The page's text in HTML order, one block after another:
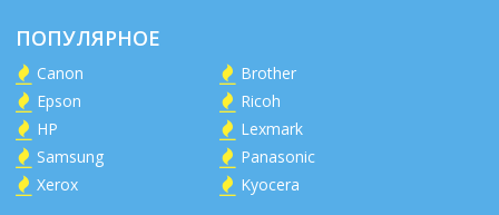
ПОПУЛЯРНОЕ
Canon
Brother
Epson
Ricoh
HP
Lexmark
Samsung
Panasonic
Xerox
Kyocera